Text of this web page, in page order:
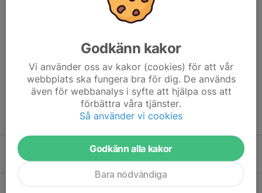
Vi ser fram emot en härlig löparkväll och hälsar alla varmt
välkomna till årets upplaga avHohällabravaden
Tidigare nyheter
Fritt fram i utegymmet!
8 jul, 19:22 0
Godkänn kakor
Vi använder oss av kakor (cookies) för att vår
webbplats ska fungera bra för dig. De används
även för webbanalys i syfte att hjälpa oss att
förbättra våra tjänster.
Så använder vi cookies
Godkänn alla kakor
Bara nödvändiga